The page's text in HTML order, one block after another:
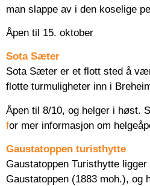
man slappe av i den koselige
Åpen til 15. oktober
Sota Sæter
Sota Sæter er et flott sted å
flotte turmuligheter inn i
Åpen til 8/10, og helger i høst.
for mer informasjon om
Gaustatoppen turisthytte
Gaustatoppen Turisthytte
Gaustatoppen (1883 moh.), og